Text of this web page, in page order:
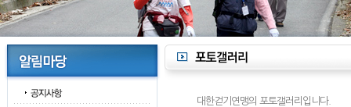
대한걷기연맹의 포토갤러리입니다.